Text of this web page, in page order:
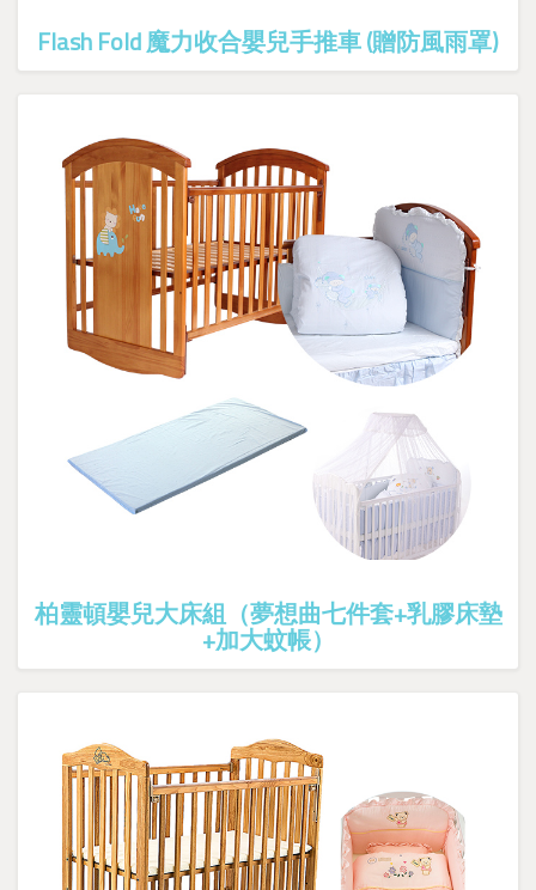
Flash Fold 魔力收合嬰兒手推車 (贈防風雨罩)
柏靈頓嬰兒大床組（夢想曲七件套+乳膠床墊
+加大蚊帳）